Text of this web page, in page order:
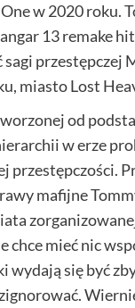
One w 2020 roku.
13 remake
sagi przestępczej
miasto Lost
od
w erze
przestępczości.
mafijne
chce mieć nic
wydają się być